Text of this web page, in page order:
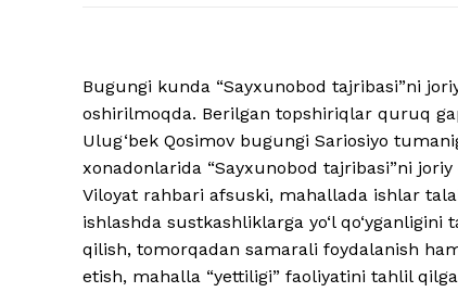
Bugungi kunda “Sayxunobod tajribasi”ni
oshirilmoqda. Berilgan topshiriqlar quruq
Ulug‘bek Qosimov bugungi Sariosiyo
xonadonlarida “Sayxunobod tajribasi”ni
Viloyat rahbari afsuski, mahallada ishlar
ishlashda sustkashliklarga yo‘l
qilish, tomorqadan samarali foydalanish
etish, mahalla “yettiligi” faoliyatini tahlil